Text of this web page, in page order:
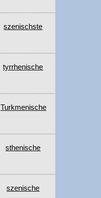
szenischste
tyrrhenische
Turkmenische
sthenische
szenische